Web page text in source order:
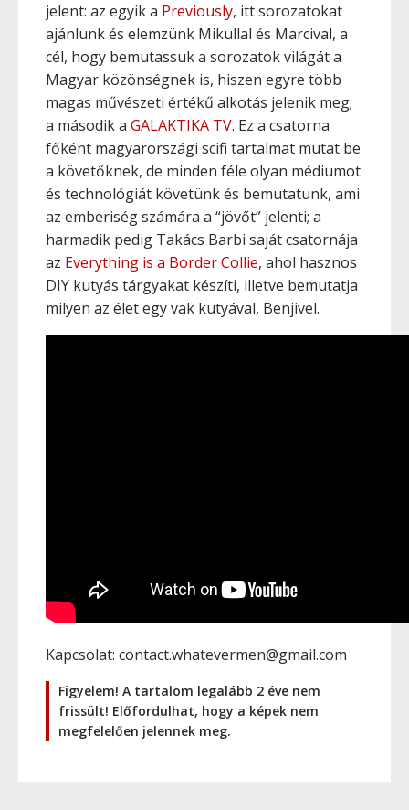
jelent: az egyik a Previously, itt sorozatokat
ajánlunk és elemzünk Mikullal és Marcival, a
cél, hogy bemutassuk a sorozatok világát a
Magyar közönségnek is, hiszen egyre több
magas művészeti értékű alkotás jelenik meg;
a második a GALAKTIKA TV. Ez a csatorna
főként magyarországi scifi tartalmat mutat be
a követőknek, de minden féle olyan médiumot
és technológiát követünk és bemutatunk, ami
az emberiség számára a “jövőt” jelenti; a
harmadik pedig Takács Barbi saját csatornája
az Everything is a Border Collie, ahol hasznos
DIY kutyás tárgyakat készíti, illetve bemutatja
milyen az élet egy vak kutyával, Benjivel.
Kapcsolat: contact.whatevermen@gmail.com
Figyelem! A tartalom legalább 2 éve nem
frissült! Előfordulhat, hogy a képek nem
megfelelően jelennek meg.